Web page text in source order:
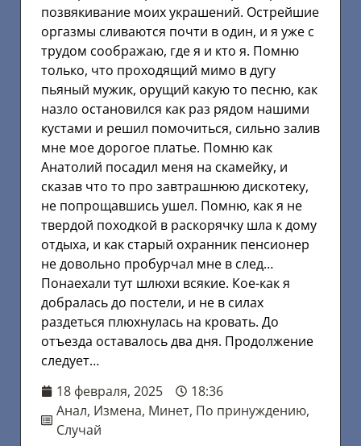
позвякивание моих украшений. Острейшие
оргазмы сливаются почти в один, и я уже с
трудом соображаю, где я и кто я. Помню
только, что проходящий мимо в дугу
пьяный мужик, орущий какую то песню, как
назло остановился как раз рядом нашими
кустами и решил помочиться, сильно залив
мне мое дорогое платье. Помню как
Анатолий посадил меня на скамейку, и
сказав что то про завтрашнюю дискотеку,
не попрощавшись ушел. Помню, как я не
твердой походкой в раскорячку шла к дому
отдыха, и как старый охранник пенсионер
не довольно пробурчал мне в след…
Понаехали тут шлюхи всякие. Кое-как я
добралась до постели, и не в силах
раздеться плюхнулась на кровать. До
отъезда оставалось два дня. Продолжение
следует…
18 февраля, 2025
18:36
Анал, Измена, Минет, По принуждению,
Случай